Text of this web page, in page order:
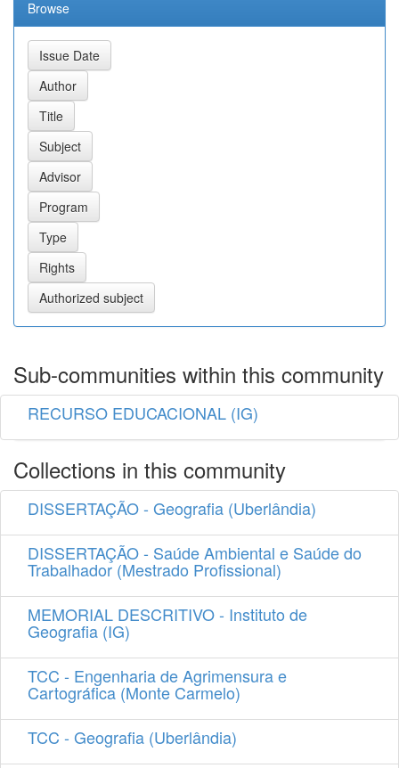
Browse
Sub-communities within this community
RECURSO EDUCACIONAL (IG)
Collections in this community
DISSERTAÇÃO - Geografia (Uberlândia)
DISSERTAÇÃO - Saúde Ambiental e Saúde do
Trabalhador (Mestrado Profissional)
MEMORIAL DESCRITIVO - Instituto de
Geografia (IG)
TCC - Engenharia de Agrimensura e
Cartográfica (Monte Carmelo)
TCC - Geografia (Uberlândia)